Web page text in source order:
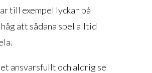
till exempel lyckan på
att sådana spel alltid
ansvarsfullt och aldrig se